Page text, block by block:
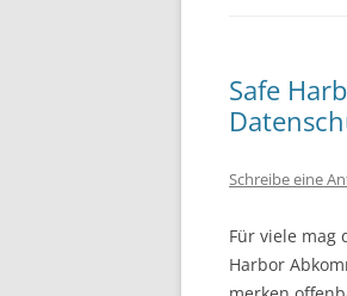
Safe
Schreibe eine
Für viele mag
Harbor